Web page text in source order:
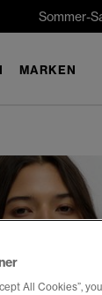
Sommer-
MARKEN
All Cookies”,